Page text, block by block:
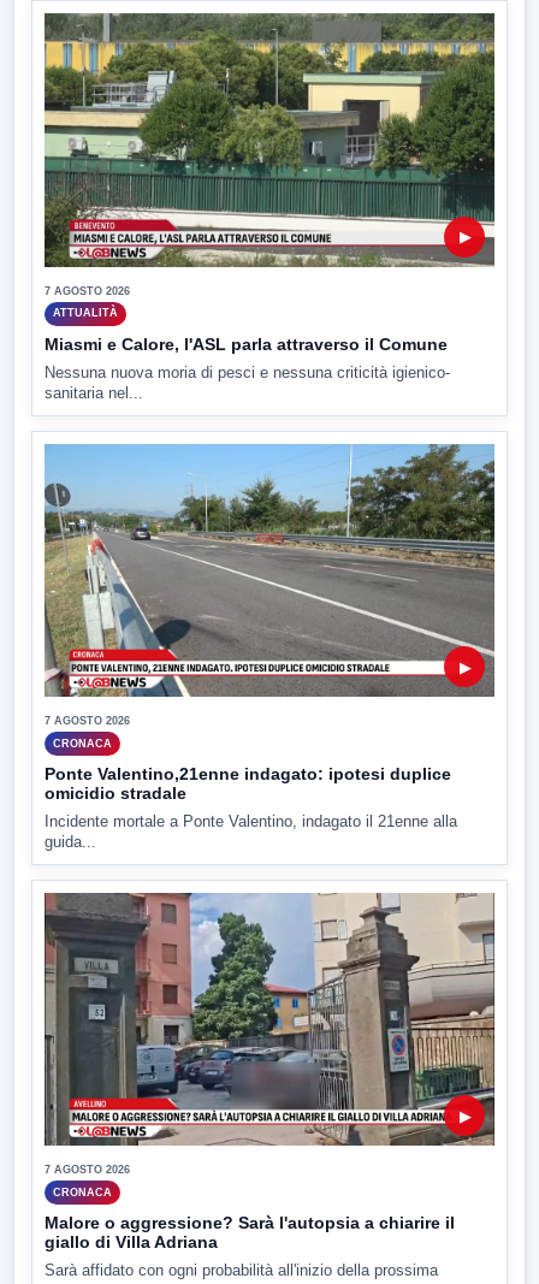
▶
7 AGOSTO 2026
ATTUALITÀ
Miasmi e Calore, l'ASL parla attraverso il Comune
Nessuna nuova moria di pesci e nessuna criticità igienico-
sanitaria nel...
▶
7 AGOSTO 2026
CRONACA
Ponte Valentino,21enne indagato: ipotesi duplice
omicidio stradale
Incidente mortale a Ponte Valentino, indagato il 21enne alla
guida...
▶
7 AGOSTO 2026
CRONACA
Malore o aggressione? Sarà l'autopsia a chiarire il
giallo di Villa Adriana
Sarà affidato con ogni probabilità all'inizio della prossima